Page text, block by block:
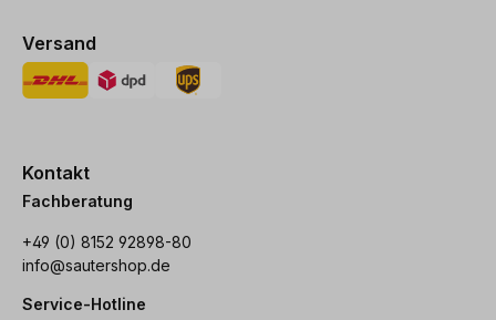
Versand
Kontakt
Fachberatung
+49 (0) 8152 92898-80
info@sautershop.de
Service-Hotline